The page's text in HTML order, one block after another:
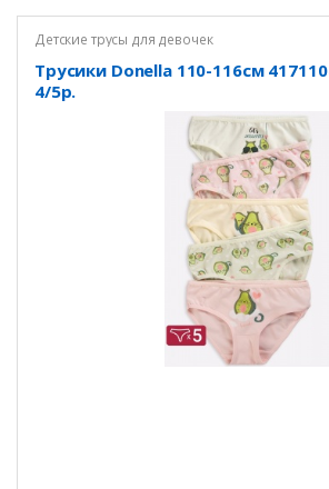
Детские трусы для девочек
Трусики Donella 110-116см
4/5р.